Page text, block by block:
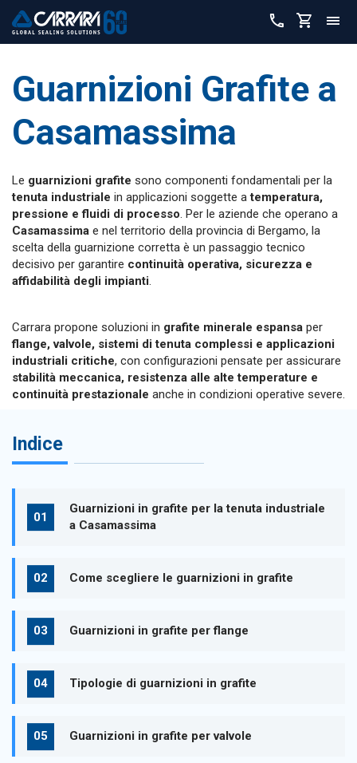
Guarnizioni Grafite a
Casamassima
Le guarnizioni grafite sono componenti fondamentali per la
tenuta industriale in applicazioni soggette atemperatura,
pressione e fluidi di processo . Per le aziende che operano a
Casamassima e nel territorio della provincia di Bergamo, la
scelta della guarnizione corretta è un passaggio tecnico
decisivo per garantire continuità operativa, sicurezza e
affidabilità degli impianti
Carrara propone soluzioni in grafite minerale espansa per
flange, valvole, sistemi di tenuta complessi e applicazioni
industriali critiche, con configurazioni pensate per assicurare
stabilità meccanica, resistenza alle alte temperature e
continuità prestazionale anche in condizioni operative severe.
Indice
Guarnizioni in grafite per la tenuta industriale
a Casamassima
Come scegliere le guarnizioni in grafite
Guarnizioni in grafite per flange
Tipologie di guarnizioni in grafite
Guarnizioni in grafite per valvole